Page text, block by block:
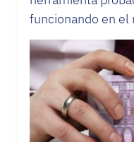
funcionando en el